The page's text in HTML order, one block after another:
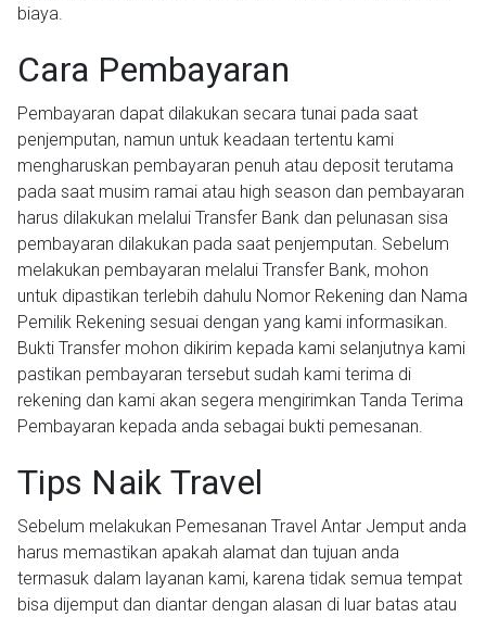
biaya.
Cara Pembayaran
Pembayaran dapat dilakukan secara tunai pada saat
penjemputan, namun untuk keadaan tertentu kami
mengharuskan pembayaran penuh atau deposit terutama
pada saat musim ramai atau high season dan pembayaran
harus dilakukan melalui Transfer Bank dan pelunasan sisa
pembayaran dilakukan pada saat penjemputan. Sebelum
melakukan pembayaran melalui Transfer Bank, mohon
untuk dipastikan terlebih dahulu Nomor Rekening dan Nama
Pemilik Rekening sesuai dengan yang kami informasikan.
Bukti Transfer mohon dikirim kepada kami selanjutnya kami
pastikan pembayaran tersebut sudah kami terima di
rekening dan kami akan segera mengirimkan Tanda Terima
Pembayaran kepada anda sebagai bukti pemesanan.
Tips Naik Travel
Sebelum melakukan Pemesanan Travel Antar Jemput anda
harus memastikan apakah alamat dan tujuan anda
termasuk dalam layanan kami, karena tidak semua tempat
bisa dijemput dan diantar dengan alasan di luar batas atau